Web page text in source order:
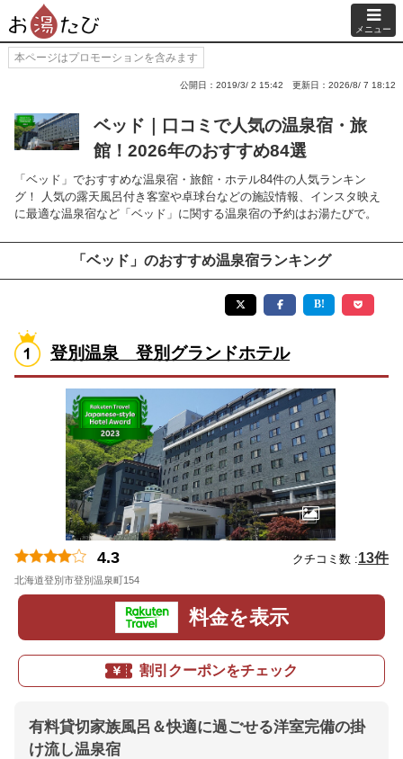
メニュー
本ページはプロモーションを含みます
公開日：2019/3/ 2 15:42 更新日：2026/8/ 7 18:12
ベッド｜口コミで人気の温泉宿・旅
館！2026年のおすすめ84選
「ベッド」でおすすめな温泉宿・旅館・ホテル84件の人気ランキン
グ！ 人気の露天風呂付き客室や卓球台などの施設情報、インスタ映え
に最適な温泉宿など「ベッド」に関する温泉宿の予約はお湯たびで。
「ベッド」のおすすめ温泉宿ランキング
登別温泉 登別グランドホテル
4.3 クチコミ数 :13件
北海道登別市登別温泉町154
料金を表示
割引クーポンをチェック
有料貸切家族風呂＆快適に過ごせる洋室完備の掛
け流し温泉宿